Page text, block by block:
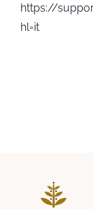
https://
hl=it